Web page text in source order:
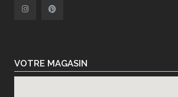
VOTRE MAGASIN